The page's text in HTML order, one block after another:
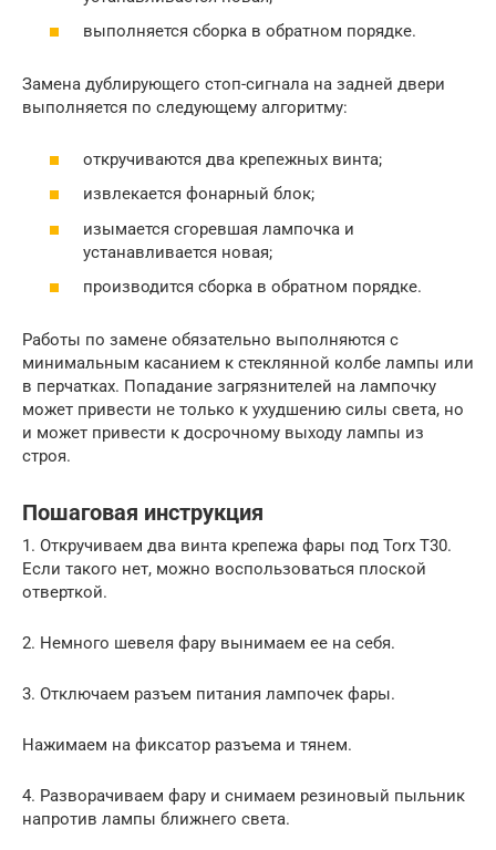
выполняется сборка в обратном порядке.
Замена дублирующего стоп-сигнала на задней двери
выполняется по следующему алгоритму:
откручиваются два крепежных винта;
извлекается фонарный блок;
изымается сгоревшая лампочка и
устанавливается новая;
производится сборка в обратном порядке.
Работы по замене обязательно выполняются с
минимальным касанием к стеклянной колбе лампы или
в перчатках. Попадание загрязнителей на лампочку
может привести не только к ухудшению силы света, но
и может привести к досрочному выходу лампы из
строя.
Пошаговая инструкция
1. Откручиваем два винта крепежа фары под Torx T30.
Если такого нет, можно воспользоваться плоской
отверткой.
2. Немного шевеля фару вынимаем ее на себя.
3. Отключаем разъем питания лампочек фары.
Нажимаем на фиксатор разъема и тянем.
4. Разворачиваем фару и снимаем резиновый пыльник
напротив лампы ближнего света.